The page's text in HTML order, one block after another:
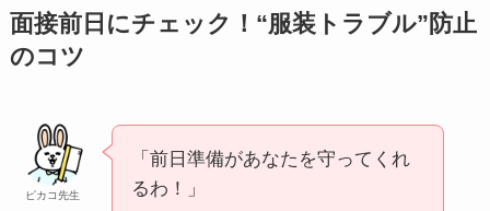
面接前日にチェック！“服装トラブル”防止
のコツ
ピカコ先生
「前日準備があなたを守ってくれ
るわ！」